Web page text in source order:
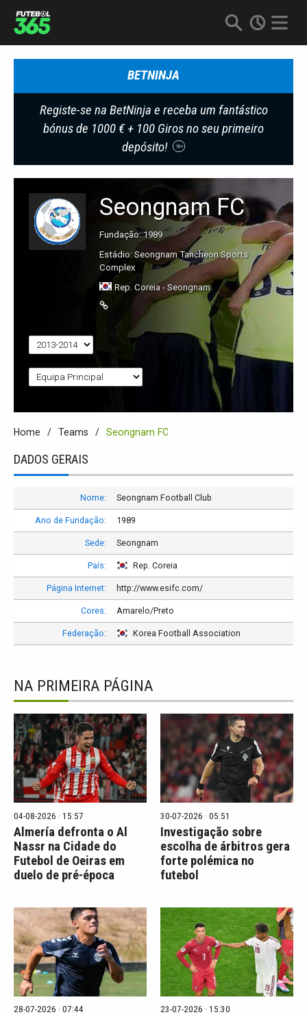
BETNINJA
Registe-se na BetNinja e receba um fantástico
bónus de 1000 € + 100 Giros no seu primeiro
depósito!
18+
Seongnam FC
Fundação: 1989
Estádio: Seongnam Tancheon Sports
Complex
Rep. Coreia - Seongnam
Home Teams Seongnam FC
DADOS GERAIS
Nome: Seongnam Football Club
Ano de Fundação: 1989
Sede: Seongnam
País: Rep. Coreia
Página Internet: http://www.esifc.com/
Cores: Amarelo/Preto
Federação: Korea Football Association
NA PRIMEIRA PÁGINA
04-08-2026 · 15:57
Almería defronta o Al
Nassr na Cidade do
Futebol de Oeiras em
duelo de pré-época
30-07-2026 · 05:51
Investigação sobre
escolha de árbitros gera
forte polémica no
futebol
28-07-2026 · 07:44 23-07-2026 · 15:30